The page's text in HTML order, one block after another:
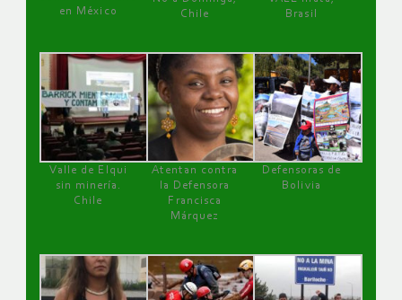
en México
Chile
Brasil
Valle de Elqui
sin minería.
Chile
Atentan contra
la Defensora
Francisca
Márquez
Defensoras de
Bolivia